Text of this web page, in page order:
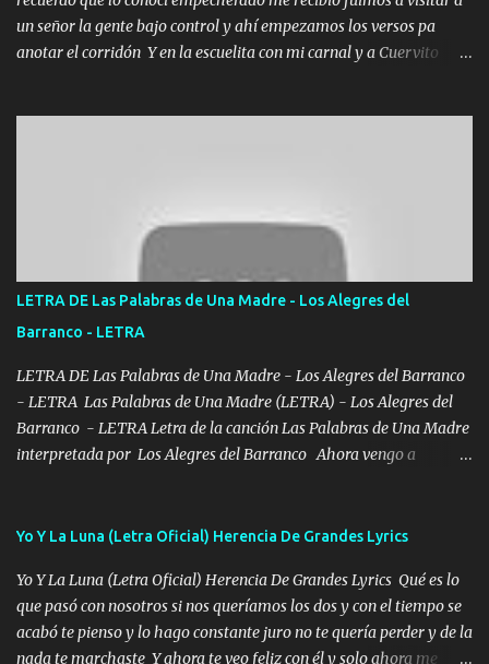
un señor la gente bajo control y ahí empezamos los versos pa
anotar el corridón Y en la escuelita con mi carnal y a Cuervito
verde se le extraña pa que sepan Aquí Pura GENTE DE LA RANA 🐸
POR CLAVE ES EL CALI 4 EN LA CIUDAD TIJUANA Música Al
tirante andamos mi carnal atento a cualquier necesidad no porque
se ve limpio el camino nos confiamos al andar y nunca con la
misma piedra me vuelvo a tropezar Cuando ando de enamorado
en corto me tiró a per...
LETRA DE Las Palabras de Una Madre - Los Alegres del
Barranco - LETRA
LETRA DE Las Palabras de Una Madre - Los Alegres del Barranco
- LETRA Las Palabras de Una Madre (LETRA) - Los Alegres del
Barranco - LETRA Letra de la canción Las Palabras de Una Madre
interpretada por Los Alegres del Barranco Ahora vengo a
viento a su hijo y aunque ahora ya este con Dios el destino así lo
seguiré esperando hasta volvernos a vernos El recuerdo que yo
tengo de mi mente no se va, en mi corazón me llevo lo mismo que
tu papá, a veces me pongo triste porque no puedo mirarte, mas se
Yo Y La Luna (Letra Oficial) Herencia De Grandes Lyrics
Yo Y La Luna (Letra Oficial) Herencia De Grandes Lyrics Qué es lo
que pasó con nosotros si nos queríamos los dos y con el tiempo se
acabó te pienso y lo hago constante juro no te quería perder y de la
nada te marchaste Y ahora te veo feliz con él y solo ahora me